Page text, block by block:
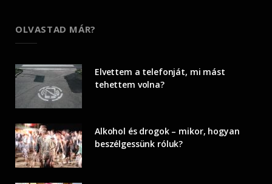
OLVASTAD MÁR?
Elvettem a telefonját, mi mást
tehettem volna?
Alkohol és drogok – mikor, hogyan
beszélgessünk róluk?